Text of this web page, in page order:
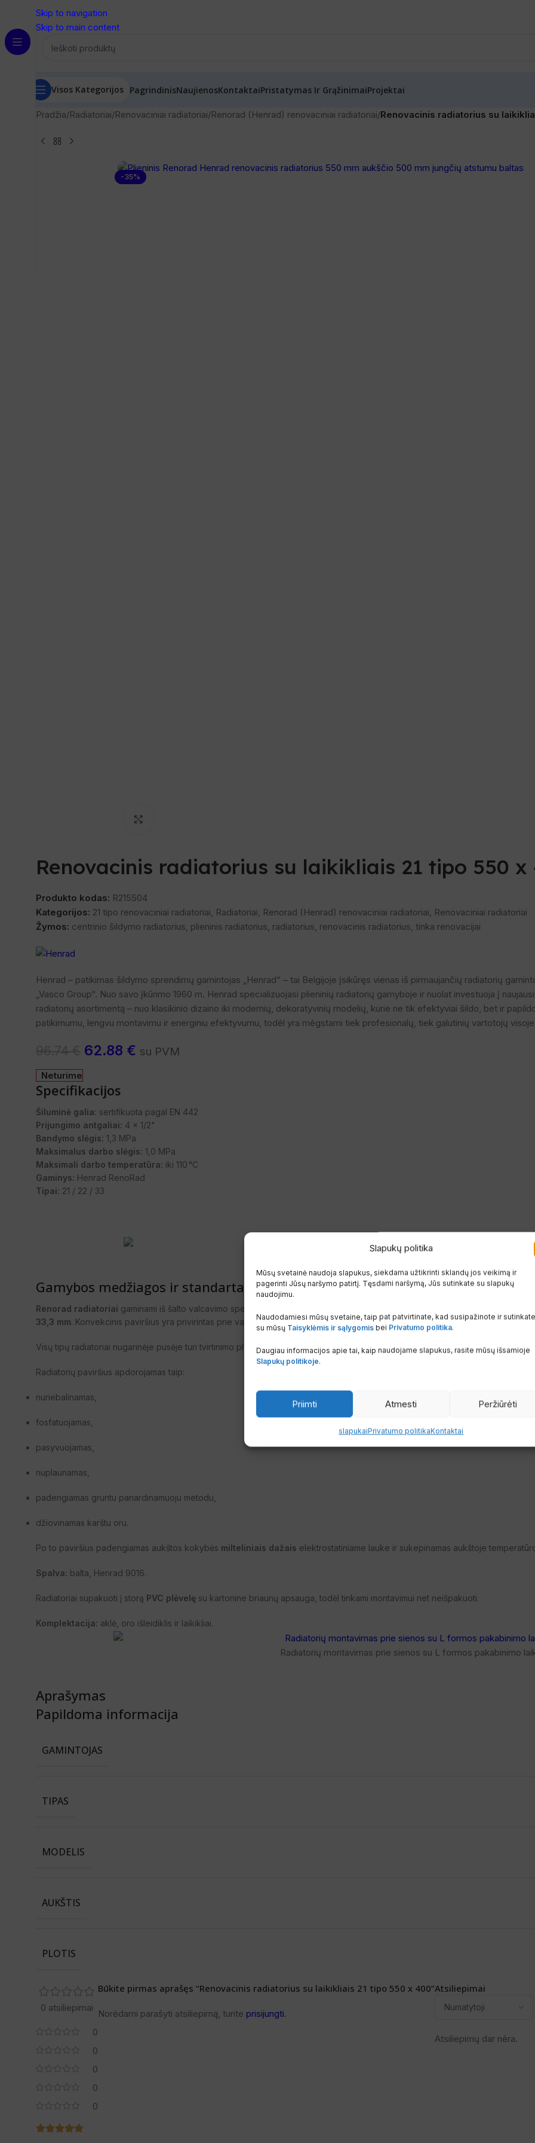
Slapukų politika
Mūsų svetainė naudoja slapukus, siekdama užtikrinti sklandų jos veikimą ir
pagerinti Jūsų naršymo patirtį. Tęsdami naršymą, Jūs sutinkate su slapukų
naudojimu.
Naudodamiesi mūsų svetaine, taip pat patvirtinate, kad susipažinote ir sutinkate
su mūsų Taisyklėmis ir sąlygomis bei Privatumo politika.
Daugiau informacijos apie tai, kaip naudojame slapukus, rasite mūsų išsamioje
Slapukų politikoje.
Priimti Atmesti Peržiūrėti
slapukaiPrivatumo politikaKontaktai
Skip to navigation
Skip to main content
Visos Kategorijos PagrindinisNaujienosKontaktaiPristatymas Ir GrąžinimaiProjektai
Pradžia/Radiatoriai/Renovaciniai radiatoriai/Renorad (Henrad) renovaciniai radiatoriai/Renovacinis radiatorius su
-35%
Renovacinis radiatorius su laikikliais 21 tipo 550 x
Produkto kodas: R215504
Kategorijos: 21 tipo renovaciniai radiatoriai, Radiatoriai, Renorad (Henrad) renovaciniai radiatoriai, Renovaciniai radiatoriai
Žymos: centrinio šildymo radiatorius, plieninis radiatorius, radiatorius, renovacinis radiatorius, tinka renovacijai
Henrad – patikimas šildymo sprendimų gamintojas „Henrad“ – tai Belgijoje įsikūręs vienas iš pirmaujančių radiatorių
„Vasco Group“. Nuo savo įkūrimo 1960 m. Henrad specializuojasi plieninių radiatorių gamyboje ir nuolat investuoja į
radiatorių asortimentą – nuo klasikinio dizaino iki modernių, dekoratyvinių modelių, kurie ne tik efektyviai šildo, bet ir
patikimumu, lengvu montavimu ir energiniu efektyvumu, todėl yra mėgstami tiek profesionalų, tiek galutinių vartotojų
62.88 € su PVM
Neturime
Specifikacijos
Šiluminė galia: sertifikuota pagal EN 442
Prijungimo antgaliai: 4 x 1/2"
Bandymo slėgis: 1,3 MPa
Maksimalus darbo slėgis: 1,0 MPa
Maksimali darbo temperatūra: iki 110 °C
Gaminys: Henrad RenoRad
Tipai: 21 / 22 / 33
Radiatorių montavimas prie sienos su L formos pakabinimo
Gamybos medžiagos ir standartai
Renorad radiatoriai gaminami iš šalto valcavimo specialaus lakštinio plieno pagal
33,3 mm. Konvekcinis paviršius yra privirintas prie vandens kanalų.
Visų tipų radiatoriai nugarinėje pusėje turi tvirtinimo plokšteles.
Radiatorių paviršius apdorojamas taip:
nuriebalinamas,
fosfatuojamas,
pasyvuojamas,
nuplaunamas,
padengiamas gruntu panardinamuoju metodu,
džiovinamas karštu oru.
Po to paviršius padengiamas aukštos kokybės milteliniais dažais elektrostatiniame lauke ir sukepinamas aukštoje
Spalva: balta, Henrad 9016.
Radiatoriai supakuoti į storą PVC plėvelę su kartonine briaunų apsauga, todėl tinkami montavimui net neišpakuoti.
Komplektacija: aklė, oro išleidiklis ir laikikliai.
Radiatorių montavimas prie sienos su L formos pakabinimo
Aprašymas
Papildoma informacija
GAMINTOJAS
TIPAS
MODELIS
AUKŠTIS
PLOTIS
0 atsiliepimai
0
0
0
0
0
Atsiliepimai
Atsiliepimų dar nėra.
Būkite pirmas aprašęs “Renovacinis radiatorius su laikikliais 21 tipo 550 x 400”
Norėdami parašyti atsiliepimą, turite prisijungti.